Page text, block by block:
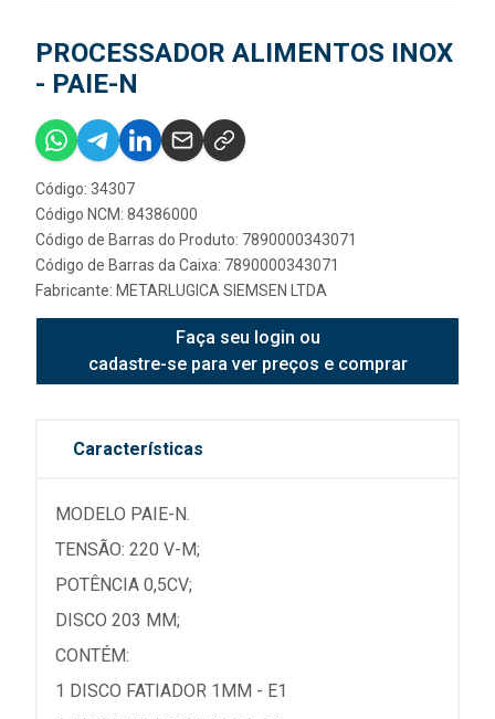
PROCESSADOR ALIMENTOS INOX
- PAIE-N
Código: 34307
Código NCM: 84386000
Código de Barras do Produto: 7890000343071
Código de Barras da Caixa: 7890000343071
Fabricante: METARLUGICA SIEMSEN LTDA
Faça seu login ou
cadastre-se para ver preços e comprar
Características
MODELO PAIE-N.
TENSÃO: 220 V-M;
POTÊNCIA 0,5CV;
DISCO 203 MM;
CONTÉM:
1 DISCO FATIADOR 1MM - E1